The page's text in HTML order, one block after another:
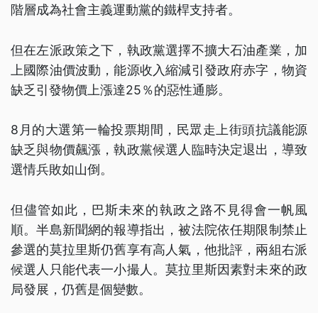
階層成為社會主義運動黨的鐵桿支持者。
但在左派政策之下，執政黨選擇不擴大石油產業，加
上國際油價波動，能源收入縮減引發政府赤字，物資
缺乏引發物價上漲達25％的惡性通膨。
8月的大選第一輪投票期間，民眾走上街頭抗議能源
缺乏與物價飆漲，執政黨候選人臨時決定退出，導致
選情兵敗如山倒。
但儘管如此，巴斯未來的執政之路不見得會一帆風
順。半島新聞網的報導指出，被法院依任期限制禁止
參選的莫拉里斯仍舊享有高人氣，他批評，兩組右派
候選人只能代表一小撮人。莫拉里斯因素對未來的政
局發展，仍舊是個變數。